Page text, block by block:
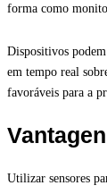
forma como
Dispositivos
em tempo real
favoráveis para a
Utilizar sensores